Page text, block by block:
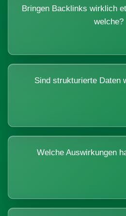
Bringen Backlinks wirklich
welche?
Sind strukturierte Daten
Welche Auswirkungen